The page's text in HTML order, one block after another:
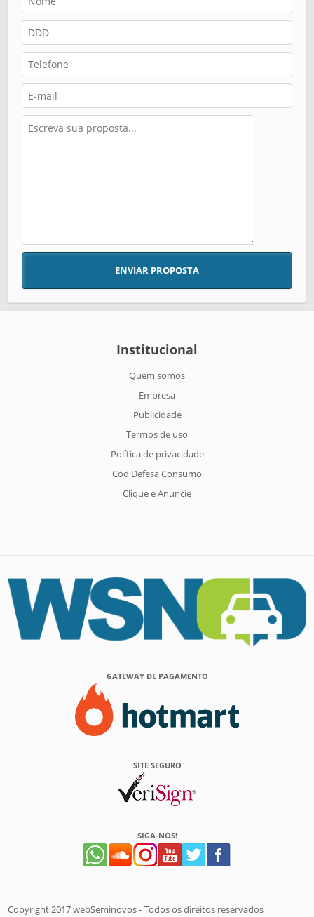
ENVIAR PROPOSTA
Institucional
Quem somos
Empresa
Publicidade
Termos de uso
Política de privacidade
Cód Defesa Consumo
Clique e Anuncie
GATEWAY DE PAGAMENTO
SITE SEGURO
SIGA-NOS!
Copyright 2017 webSeminovos - Todos os direitos reservados